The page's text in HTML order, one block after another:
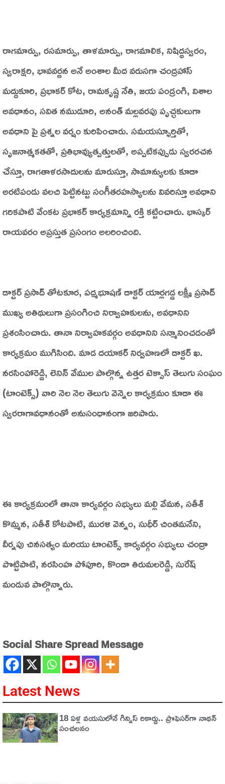
రాగమార్పు, రసమార్పు, తాళమార్పు, రాగమాలిక, నిషిద్ధస్వరం,
స్వరాక్షరి, భావవర్ణన అనే అంశాల మీద వరుసగా చంద్రహాస్
మద్దుకూరి, ప్రభాకర్ కోట, రామకృష్ణ నేతి, జయ పండ్రంగి, విశాల
అవధానం, సవిత నముడూరి, అనంత్ మల్లవరపు పృచ్ఛకులుగా
అవధాని పై ప్రశ్నల వర్షం కురిపించారు. సమయస్ఫూర్తితో,
సృజనాత్మకతతో, ప్రతిభావ్యుత్పత్తులతో, అప్పటికప్పుడు స్వరరచన
చేస్తూ, రాగతాళరసాదులను మారుస్తూ, సామాన్యులకు కూడా
అరటిపండు వలచి పెట్టినట్టు సంగీతరహస్యాలను వివరిస్తూ అవధాని
గరికపాటి వేంకట ప్రభాకర్ కార్యక్రమాన్ని రక్తి కట్టించారు. భాస్కర్
రాయవరం అప్రస్తుత ప్రసంగం అలరించింది.
డాక్టర్ ప్రసాద్ తోటకూర, పద్మభూషణ్ డాక్టర్ యార్లగడ్డ లక్ష్మీ ప్రసాద్
ముఖ్య అతిథులుగా ప్రసంగించి నిర్వాహకులను, అవధానిని
ప్రశంసించారు. తానా నిర్వాహకవర్గం అవధానిని సన్మానించడంతో
కార్యక్రమం ముగిసింది. మాడ దయాకర్ నిర్వహణలో డాక్టర్ ఖ.
నరసింహారెడ్డి, లెనిన్ వేముల పాల్గొన్న ఉత్తర టెక్సాస్ తెలుగు సంఘం
(టాంటెక్స్) వారి నెల నెల తెలుగు వెన్నెల కార్యక్రమం కూడా ఈ
స్వరరాగావధానంతో అనుసంధానంగా జరిపారు.
ఈ కార్యక్రమంలో తానా కార్యవర్గం సభ్యులు మల్లి వేమన, సతీశ్
కొమ్మన, సతీశ్ కోటపాటి, మురళి వెన్నం, సుధీర్ చింతమనేని,
వీర్నపు చినసత్యం మరియు టాంటెక్స్ కార్యవర్గం సభ్యులు చంద్రా
పొట్టిపాటి, నరసింహ పోపూరి, కొండా తిరుమలరెడ్డి, సురేష్
మండువ పాల్గొన్నారు.
Social Share Spread Message
Latest News
18 ఏళ్ల వయసులోనే గిన్నిస్ రికార్డు.. ప్రొఫెసర్‌గా నాథన్
సంచలనం